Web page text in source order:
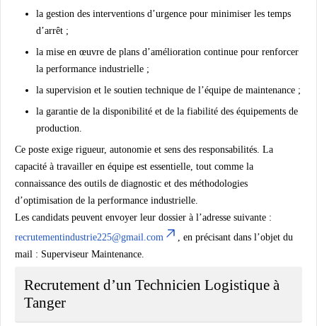
la gestion des interventions d’urgence pour minimiser les temps
d’arrêt ;
la mise en œuvre de plans d’amélioration continue pour renforcer
la performance industrielle ;
la supervision et le soutien technique de l’équipe de maintenance ;
la garantie de la disponibilité et de la fiabilité des équipements de
production.
Ce poste exige rigueur, autonomie et sens des responsabilités. La
capacité à travailler en équipe est essentielle, tout comme la
connaissance des outils de diagnostic et des méthodologies
d’optimisation de la performance industrielle.
Les candidats peuvent envoyer leur dossier à l’adresse suivante :
recrutementindustrie225@gmail.com
, en précisant dans l’objet du
mail : Superviseur Maintenance.
Recrutement d’un Technicien Logistique à
Tanger